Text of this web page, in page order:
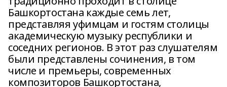
Башкортостана каждые семь лет,
представляя уфимцам и гостям столицы
академическую музыку республики и
соседних регионов. В этот раз слушателям
были представлены сочинения, в том
числе и премьеры, современных
композиторов Башкортостана,